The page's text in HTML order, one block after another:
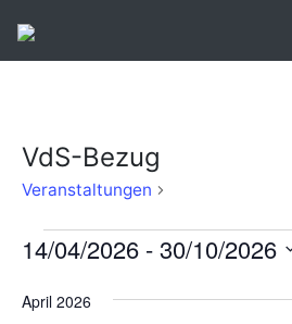
VdS-Bezug
Veranstaltungen
Veranstaltungen
14/04/2026 - 30/10/2026
wählen.
April 2026